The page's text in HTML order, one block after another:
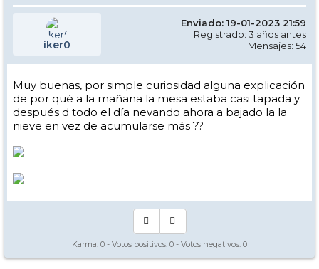
iker0
Enviado: 19-01-2023 21:59
Registrado: 3 años antes
Mensajes: 54
Muy buenas, por simple curiosidad alguna explicación
de por qué a la mañana la mesa estaba casi tapada y
después d todo el día nevando ahora a bajado la la
nieve en vez de acumularse más ??
Karma: 0 - Votos positivos: 0 - Votos negativos: 0